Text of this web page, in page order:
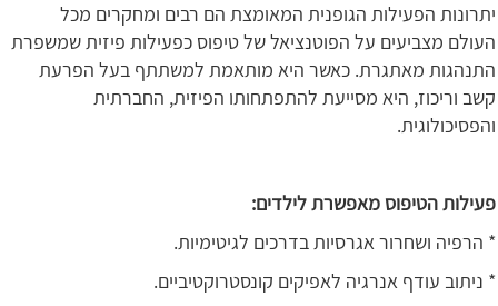
יתרונות הפעילות הגופנית המאומצת הם רבים ומחקרים מכל
העולם מצביעים על הפוטנציאל של טיפוס כפעילות פיזית שמשפרת
התנהגות מאתגרת. כאשר היא מותאמת למשתתף בעל הפרעת
קשב וריכוז, היא מסייעת להתפתחותו הפיזית, החברתית
והפסיכולוגית.
פעילות הטיפוס מאפשרת לילדים:
* הרפיה ושחרור אגרסיות בדרכים לגיטימיות.
* ניתוב עודף אנרגיה לאפיקים קונסטרוקטיביים.